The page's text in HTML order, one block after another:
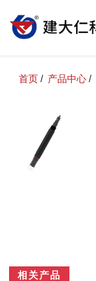
首页 / 产品中心 /
相关产品